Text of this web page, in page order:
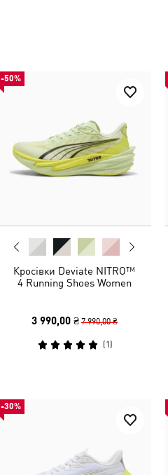
-50%
Кросівки Deviate NITRO™
4 Running Shoes Women
3 990,00 ₴ 7 990,00 ₴
(1 )
-30%